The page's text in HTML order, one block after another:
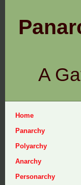
A
Home
Panarchy
Polyarchy
Anarchy
Personarchy